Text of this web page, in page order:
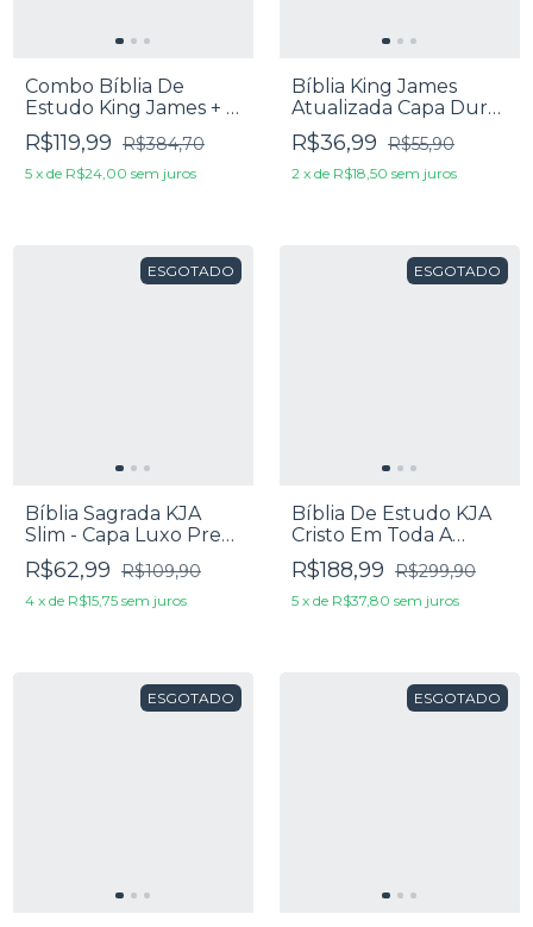
Combo Bíblia De
Estudo King James + 3
Livros Teológicos
R$119,99 R$384,70
5 x de R$24,00 sem juros
Bíblia King James
Atualizada Capa Dura
Leão Roxa
R$36,99 R$55,90
2 x de R$18,50 sem juros
ESGOTADO
Bíblia Sagrada KJA
Slim - Capa Luxo Preta
e Marrom
R$62,99 R$109,90
4 x de R$15,75 sem juros
ESGOTADO
Bíblia De Estudo KJA
Cristo Em Toda A
Escritura Grande -
Capa Luxo Azul
R$188,99 R$299,90
5 x de R$37,80 sem juros
ESGOTADO ESGOTADO